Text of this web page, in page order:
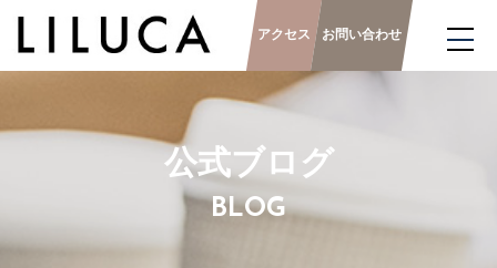
アクセス お問い合わせ
公式ブログ
BLOG